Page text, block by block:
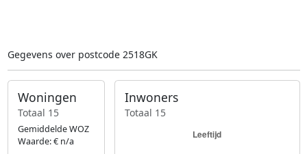
Gegevens over postcode 2518GK
Woningen
Totaal 15
Gemiddelde WOZ
Waarde: € n/a
Inwoners
Totaal 15